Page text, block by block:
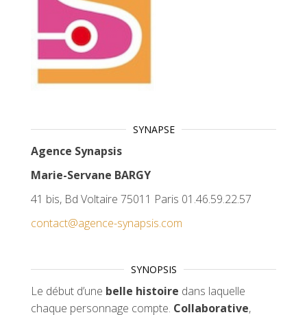
SYNAPSE
Agence Synapsis
Marie-Servane BARGY
41 bis, Bd Voltaire 75011 Paris 01.46.59.22.57
contact@agence-synapsis.com
SYNOPSIS
Le début d’une belle histoire dans laquelle
chaque personnage compte. Collaborative,